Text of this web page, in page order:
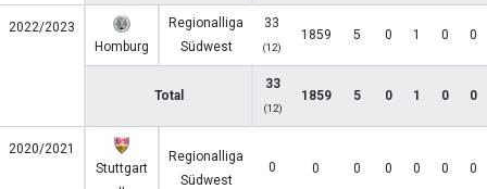
2022/2023
Homburg
Regionalliga
Südwest
33
(12)
1859 5 0 1 0 0
Total
33
(12)
1859 5 0 1 0 0
2020/2021
Stuttgart
Regionalliga
Südwest
0 0 0 0 0 0 0